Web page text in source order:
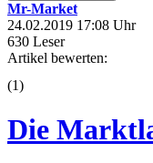
Mr-Market
24.02.2019 17:08 Uhr
630 Leser
Artikel bewerten:
(1)
Die